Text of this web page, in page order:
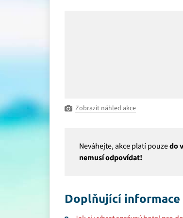
Zobrazit náhled akce
Neváhejte, akce platí pouzedo
nemusí odpovídat!
Doplňující informace